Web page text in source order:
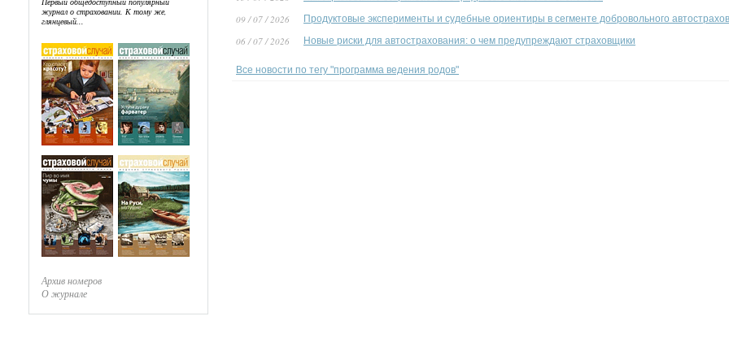
журнал о страховании. К тому же,
глянцевый...
Архив номеров
О журнале
09 / 07 / 2026 Продуктовые эксперименты и судебные ориентиры в сегменте добровольного
06 / 07 / 2026 Новые риски для автострахования: о чем предупреждают страховщики
Все новости по тегу "программа ведения родов"